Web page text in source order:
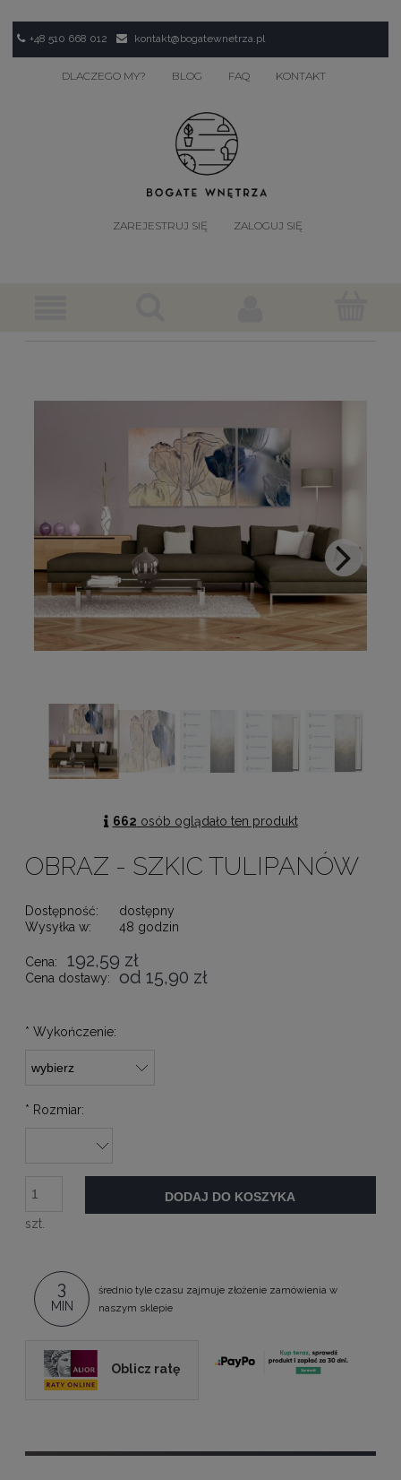
+48 510 668 012 kontakt@bogatewnetrza.pl
DLACZEGO MY? BLOG FAQ KONTAKT
ZAREJESTRUJ SIĘ ZALOGUJ SIĘ
662 osób oglądało ten produkt
OBRAZ - SZKIC TULIPANÓW
Dostępność:
dostępny
Wysyłka w:
48 godzin
Cena: 192,59 zł
Cena dostawy: od 15,90 zł
* Wykończenie:
* Rozmiar:
szt.
DODAJ DO KOSZYKA
3
MIN
średnio tyle czasu zajmuje złożenie zamówienia w
naszym sklepie
Oblicz ratę